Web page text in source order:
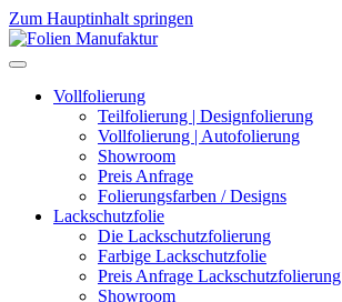
Zum Hauptinhalt springen
Vollfolierung
Teilfolierung | Designfolierung
Vollfolierung | Autofolierung
Showroom
Preis Anfrage
Folierungsfarben / Designs
Lackschutzfolie
Die Lackschutzfolierung
Farbige Lackschutzfolie
Preis Anfrage Lackschutzfolierung
Showroom